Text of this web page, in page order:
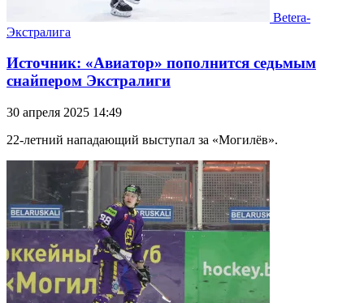
Betera-
Экстралига
Источник: «Авиатор» пополнится седьмым
снайпером Экстралиги
30 апреля 2025 14:49
22-летний нападающий выступал за «Могилёв».